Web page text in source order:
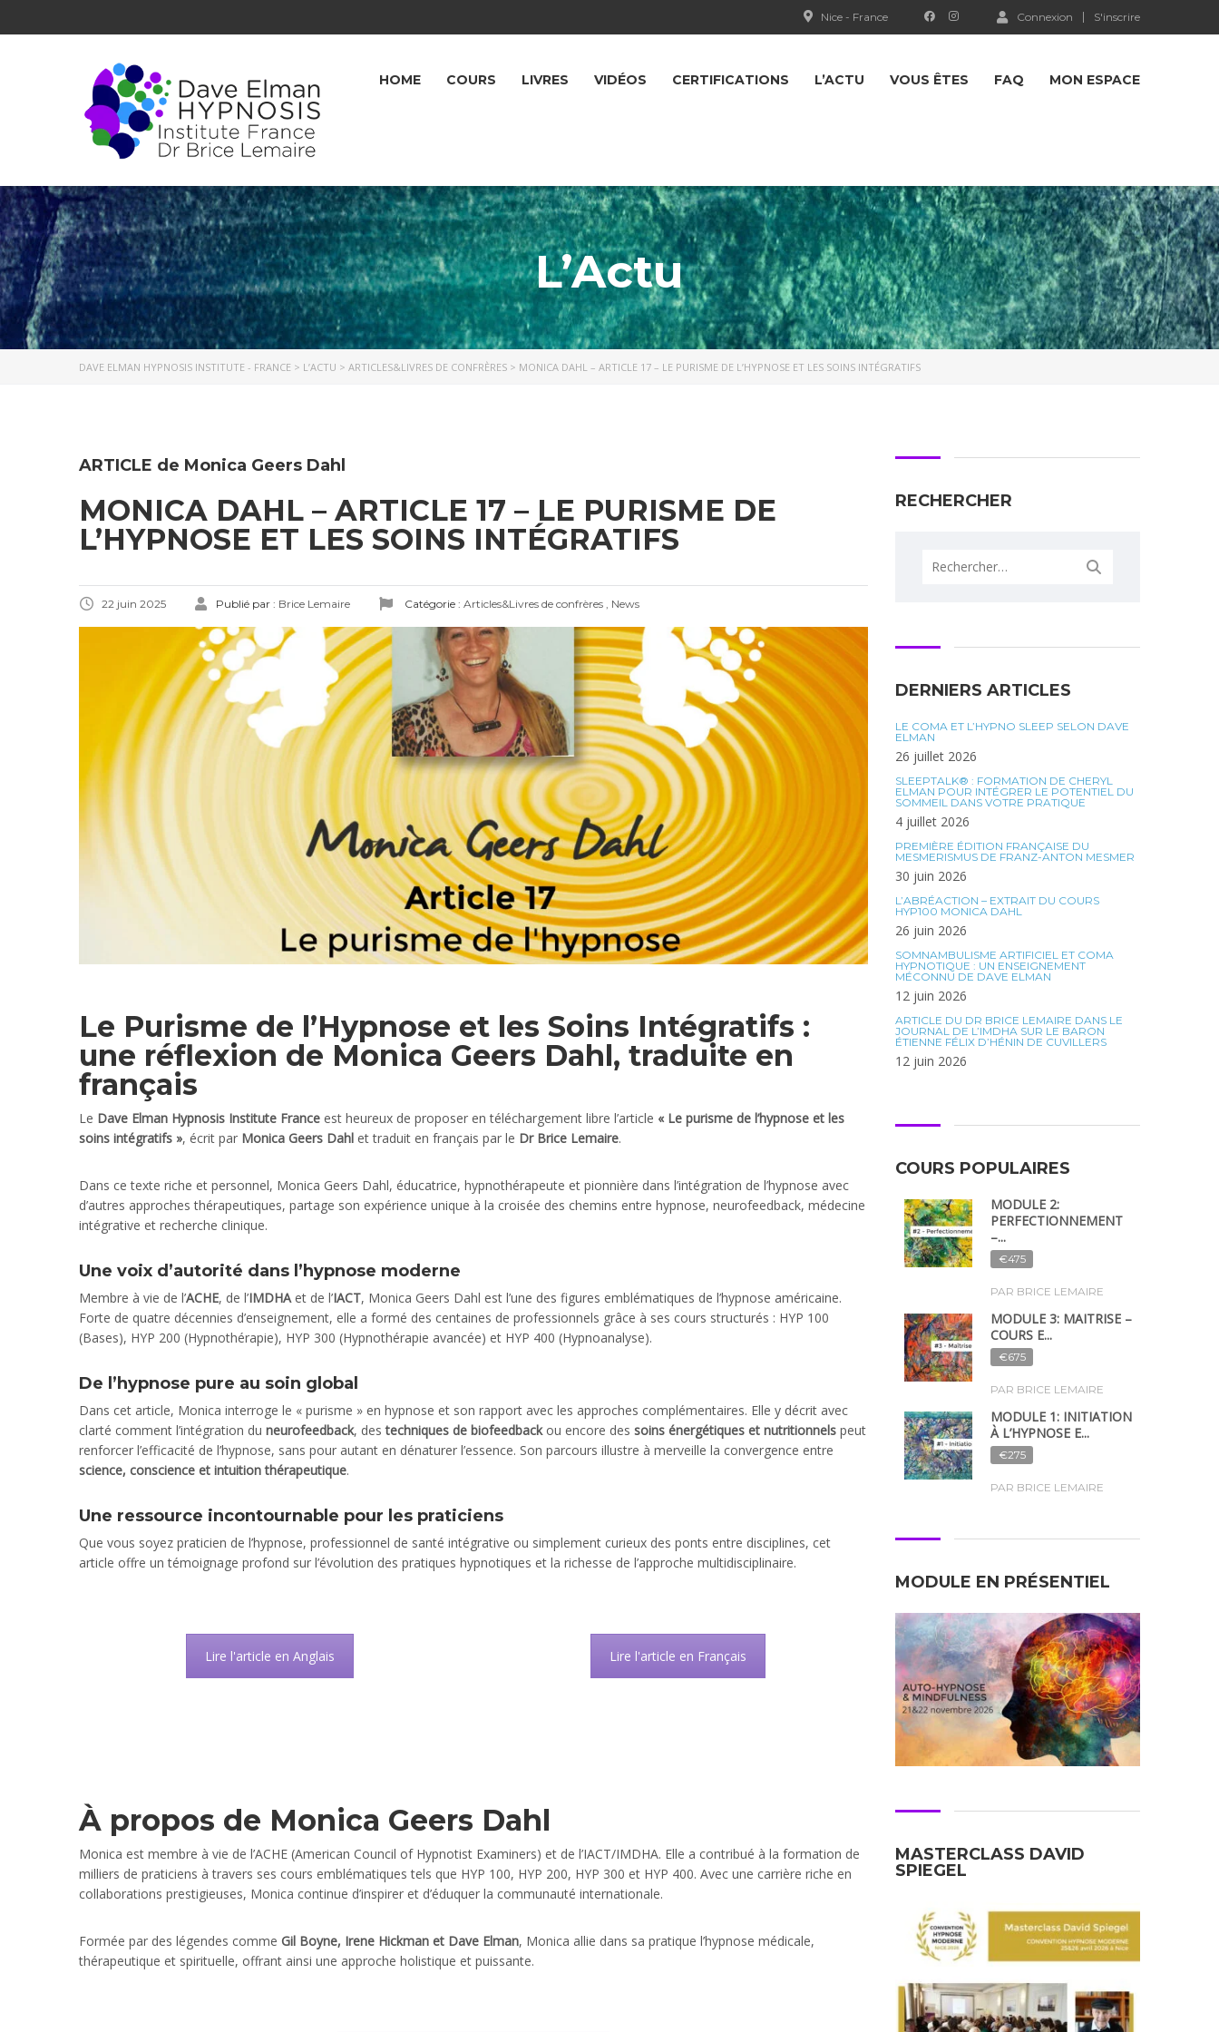
Connexion S'inscrire
Nice - France
HOME COURS LIVRES VIDÉOS CERTIFICATIONS L’ACTU VOUS ÊTES FAQ MON ESPACE
L’Actu
DAVE ELMAN HYPNOSIS INSTITUTE - FRANCE > L’ACTU > ARTICLES&LIVRES DE CONFRÈRES > MONICA DAHL – ARTICLE 17 – LE PURISME DE L’HYPNOSE ET LES SOINS INTÉGRATIFS
ARTICLE de Monica Geers Dahl
MONICA DAHL – ARTICLE 17 – LE PURISME DE
L’HYPNOSE ET LES SOINS INTÉGRATIFS
22 juin 2025 Publié par : Brice Lemaire Catégorie : Articles&Livres de confrères , News
Le Purisme de l’Hypnose et les Soins Intégratifs :
une réflexion de Monica Geers Dahl, traduite en
français
Le Dave Elman Hypnosis Institute France est heureux de proposer en téléchargement libre l’article « Le purisme de l’hypnose et les
soins intégratifs », écrit par Monica Geers Dahl et traduit en français par le Dr Brice Lemaire.
Dans ce texte riche et personnel, Monica Geers Dahl, éducatrice, hypnothérapeute et pionnière dans l’intégration de l’hypnose avec
d’autres approches thérapeutiques, partage son expérience unique à la croisée des chemins entre hypnose, neurofeedback, médecine
intégrative et recherche clinique.
Une voix d’autorité dans l’hypnose moderne
Membre à vie de l’ACHE, de l’IMDHAet de l’IACT, Monica Geers Dahl est l’une des figures emblématiques de l’hypnose américaine.
Forte de quatre décennies d’enseignement, elle a formé des centaines de professionnels grâce à ses cours structurés : HYP 100
(Bases), HYP 200 (Hypnothérapie), HYP 300 (Hypnothérapie avancée) et HYP 400 (Hypnoanalyse).
De l’hypnose pure au soin global
Dans cet article, Monica interroge le « purisme » en hypnose et son rapport avec les approches complémentaires. Elle y décrit avec
clarté comment l’intégration du neurofeedback, destechniques de biofeedbackou encore des soins énergétiques et nutritionnels peut
renforcer l’efficacité de l’hypnose, sans pour autant en dénaturer l’essence. Son parcours illustre à merveille la convergence entre
science, conscience et intuition thérapeutique.
Une ressource incontournable pour les praticiens
Que vous soyez praticien de l’hypnose, professionnel de santé intégrative ou simplement curieux des ponts entre disciplines, cet
article offre un témoignage profond sur l’évolution des pratiques hypnotiques et la richesse de l’approche multidisciplinaire.
Lire l'article en Anglais Lire l'article en Français
À propos de Monica Geers Dahl
Monica est membre à vie de l’ACHE (American Council of Hypnotist Examiners) et de l’IACT/IMDHA. Elle a contribué à la formation de
milliers de praticiens à travers ses cours emblématiques tels que HYP 100, HYP 200, HYP 300 et HYP 400. Avec une carrière riche en
collaborations prestigieuses, Monica continue d’inspirer et d’éduquer la communauté internationale.
Formée par des légendes comme Gil Boyne, Irene Hickman et Dave Elman, Monica allie dans sa pratique l’hypnose médicale,
thérapeutique et spirituelle, offrant ainsi une approche holistique et puissante.
RECHERCHER
DERNIERS ARTICLES
LE COMA ET L’HYPNO SLEEP SELON DAVE
ELMAN
26 juillet 2026
SLEEPTALK® : FORMATION DE CHERYL
ELMAN POUR INTÉGRER LE POTENTIEL DU
SOMMEIL DANS VOTRE PRATIQUE
4 juillet 2026
PREMIÈRE ÉDITION FRANÇAISE DU
MESMERISMUS DE FRANZ-ANTON MESMER
30 juin 2026
L’ABRÉACTION – EXTRAIT DU COURS
HYP100 MONICA DAHL
26 juin 2026
SOMNAMBULISME ARTIFICIEL ET COMA
HYPNOTIQUE : UN ENSEIGNEMENT
MÉCONNU DE DAVE ELMAN
12 juin 2026
ARTICLE DU DR BRICE LEMAIRE DANS LE
JOURNAL DE L’IMDHA SUR LE BARON
ÉTIENNE FÉLIX D’HÉNIN DE CUVILLERS
12 juin 2026
COURS POPULAIRES
MODULE 2:
PERFECTIONNEMENT
–...
€475
PAR BRICE LEMAIRE
MODULE 3: MAÎTRISE –
COURS E...
€675
PAR BRICE LEMAIRE
MODULE 1: INITIATION
À L’HYPNOSE E...
€275
PAR BRICE LEMAIRE
MODULE EN PRÉSENTIEL
MASTERCLASS DAVID
SPIEGEL